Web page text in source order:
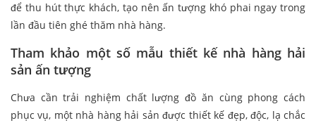
để thu hút thực khách, tạo nên ấn tượng khó phai ngay trong
lần đầu tiên ghé thăm nhà hàng.
Tham khảo một số mẫu thiết kế nhà hàng hải
sản ấn tượng
Chưa cần trải nghiệm chất lượng đồ ăn cùng phong cách
phục vụ, một nhà hàng hải sản được thiết kế đẹp, độc, lạ chắc